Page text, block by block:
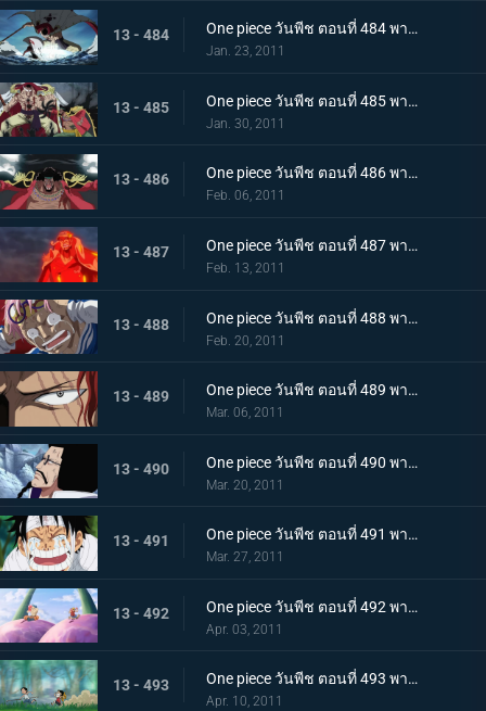
13 - 484 One piece วันพีช ตอนที่ 484 พากย์ไทย ศูนย์ใหญ่พินาศ! ความโกรธของหนวดขาวที่ไร้ซึ่งคำพูดใดๆ!
Jan. 23, 2011
13 - 485 One piece วันพีช ตอนที่ 485 พากย์ไทย สะสางความแค้น หนวดขาว ปะทะ กลุ่มโจรสลัดหนวดดำ
Jan. 30, 2011
13 - 486 One piece วันพีช ตอนที่ 486 พากย์ไทย โชว์เริ่มเปิดม่าน! แผนร้ายของหนวดดำที่ถูกเปิดเผย!
Feb. 06, 2011
13 - 487 One piece วันพีช ตอนที่ 487 พากย์ไทย ทิฐิของอาคาอินุ! หมัดแม็กม่าที่พุ่งใส่ลูฟี่!
Feb. 13, 2011
13 - 488 One piece วันพีช ตอนที่ 488 พากย์ไทย เสียงร้องตะโกนสุดชีวิต! ชั่วขณะที่ความกล้าได้เปลี่ยนแปลงชะตากรรม!
Feb. 20, 2011
13 - 489 One piece วันพีช ตอนที่ 489 พากย์ไทย แซงคูสปรากฏตัว! จุดสิ้นสุดของมหาสงคราม
Mar. 06, 2011
13 - 490 One piece วันพีช ตอนที่ 490 พากย์ไทย เปิดศึกชิงอำนาจ! การเริ่มต้นของยุคสมัยใหม่!
Mar. 20, 2011
13 - 491 One piece วันพีช ตอนที่ 491 พากย์ไทย ขึ้นสู่เกาะสตรี ! ความจริงอันโหดร้ายที่โถมใส่ลูฟี่
Mar. 27, 2011
13 - 492 One piece วันพีช ตอนที่ 492 พากย์ไทย ตอนพิเศษ! ลูฟี่และโทริโกะ! เทียบท่า,เกาะนักชิม นักล่าอาหาร โทริโกะ ปรากฏตัว
Apr. 03, 2011
13 - 493 One piece วันพีช ตอนที่ 493 พากย์ไทย ลูฟี่กับเอส เรื่องราวการพบกันของพี่น้องทั้งสอง!
Apr. 10, 2011